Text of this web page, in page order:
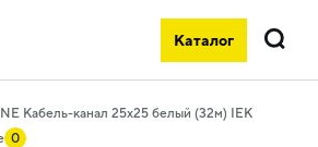
Каталог
Поиск
Кабель-канал 25х25 белый (32м) IEK
0